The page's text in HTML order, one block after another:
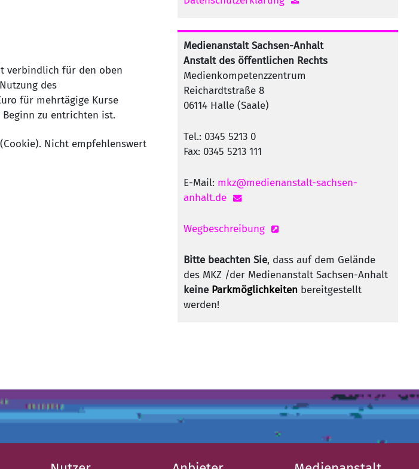
verbindlich für den oben
des
für mehrtägige Kurse
zu entrichten ist.
Nicht empfehlenswert
Medienanstalt Sachsen-Anhalt
Anstalt des öffentlichen Rechts
Medienkompetenzzentrum
Reichardtstraße 8
06114 Halle (Saale)
Tel.: 0345 5213 0
Fax: 0345 5213 111
E-Mail: mkz@medienanstalt-sachsen-
anhalt.de
Wegbeschreibung
Bitte beachten Sie, dass auf dem Gelände
des MKZ /der Medienanstalt Sachsen-Anhalt
keine Parkmöglichkeiten bereitgestellt
werden!